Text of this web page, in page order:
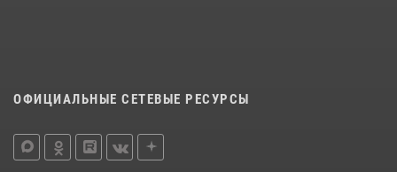
ОФИЦИАЛЬНЫЕ СЕТЕВЫЕ РЕСУРСЫ